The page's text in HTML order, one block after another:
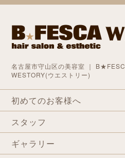
名古屋市守山区の美容室 ｜
WESTORY(ウエストリー)
初めてのお客様へ
スタッフ
ギャラリー